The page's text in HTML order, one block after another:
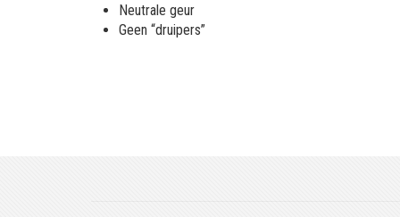
Neutrale geur
Geen “druipers”